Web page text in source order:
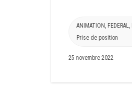
ANIMATION , FEDERAL,
Prise de position
25 novembre 2022